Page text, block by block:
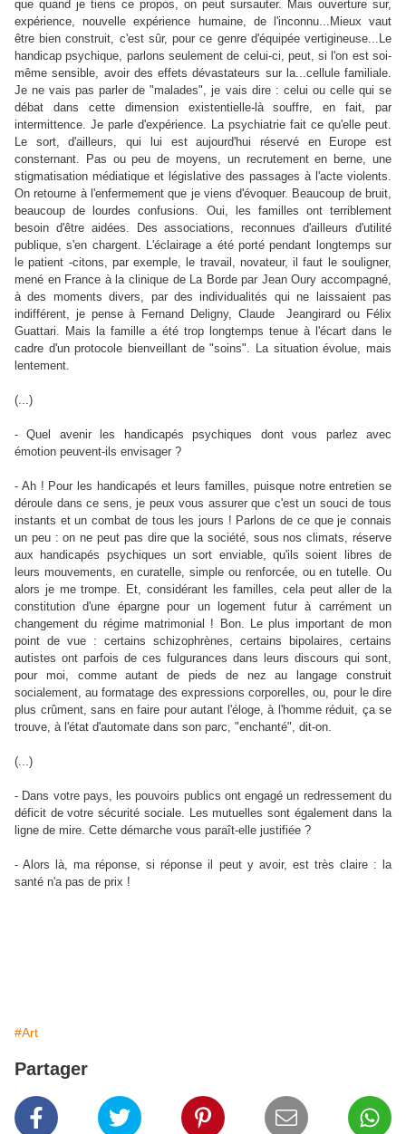
que quand je tiens ce propos, on peut sursauter. Mais ouverture sur,
expérience, nouvelle expérience humaine, de l'inconnu...Mieux vaut
être bien construit, c'est sûr, pour ce genre d'équipée vertigineuse...Le
handicap psychique, parlons seulement de celui-ci, peut, si l'on est soi-
même sensible, avoir des effets dévastateurs sur la...cellule familiale.
Je ne vais pas parler de "malades", je vais dire : celui ou celle qui se
débat dans cette dimension existentielle-là souffre, en fait, par
intermittence. Je parle d'expérience. La psychiatrie fait ce qu'elle peut.
Le sort, d'ailleurs, qui lui est aujourd'hui réservé en Europe est
consternant. Pas ou peu de moyens, un recrutement en berne, une
stigmatisation médiatique et législative des passages à l'acte violents.
On retourne à l'enfermement que je viens d'évoquer. Beaucoup de bruit,
beaucoup de lourdes confusions. Oui, les familles ont terriblement
besoin d'être aidées. Des associations, reconnues d'ailleurs d'utilité
publique, s'en chargent. L'éclairage a été porté pendant longtemps sur
le patient -citons, par exemple, le travail, novateur, il faut le souligner,
mené en France à la clinique de La Borde par Jean Oury accompagné,
à des moments divers, par des individualités qui ne laissaient pas
indifférent, je pense à Fernand Deligny, Claude Jeangirard ou Félix
Guattari. Mais la famille a été trop longtemps tenue à l'écart dans le
cadre d'un protocole bienveillant de "soins". La situation évolue, mais
lentement.
(...)
- Quel avenir les handicapés psychiques dont vous parlez avec
émotion peuvent-ils envisager ?
- Ah ! Pour les handicapés et leurs familles, puisque notre entretien se
déroule dans ce sens, je peux vous assurer que c'est un souci de tous
instants et un combat de tous les jours ! Parlons de ce que je connais
un peu : on ne peut pas dire que la société, sous nos climats, réserve
aux handicapés psychiques un sort enviable, qu'ils soient libres de
leurs mouvements, en curatelle, simple ou renforcée, ou en tutelle. Ou
alors je me trompe. Et, considérant les familles, cela peut aller de la
constitution d'une épargne pour un logement futur à carrément un
changement du régime matrimonial ! Bon. Le plus important de mon
point de vue : certains schizophrènes, certains bipolaires, certains
autistes ont parfois de ces fulgurances dans leurs discours qui sont,
pour moi, comme autant de pieds de nez au langage construit
socialement, au formatage des expressions corporelles, ou, pour le dire
plus crûment, sans en faire pour autant l'éloge, à l'homme réduit, ça se
trouve, à l'état d'automate dans son parc, "enchanté", dit-on.
(...)
- Dans votre pays, les pouvoirs publics ont engagé un redressement du
déficit de votre sécurité sociale. Les mutuelles sont également dans la
ligne de mire. Cette démarche vous paraît-elle justifiée ?
- Alors là, ma réponse, si réponse il peut y avoir, est très claire : la
santé n'a pas de prix !
#Art
Partager